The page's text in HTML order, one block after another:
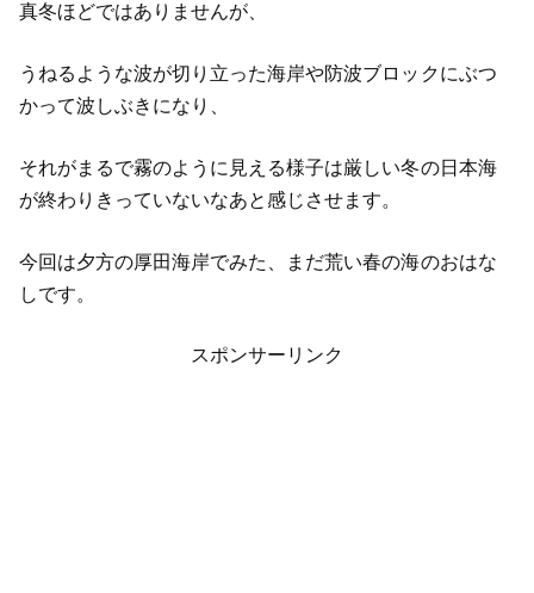
真冬ほどではありませんが、
うねるような波が切り立った海岸や防波ブロックにぶつ
かって波しぶきになり、
それがまるで霧のように見える様子は厳しい冬の日本海
が終わりきっていないなあと感じさせます。
今回は夕方の厚田海岸でみた、まだ荒い春の海のおはな
しです。
スポンサーリンク